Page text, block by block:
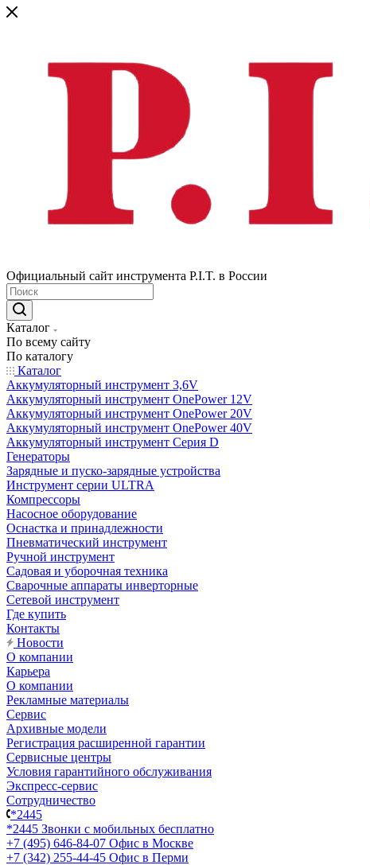
Официальный сайт инструмента P.I.T. в России
Каталог
По всему сайту
По каталогу
Каталог
Аккумуляторный инструмент 3,6V
Аккумуляторный инструмент OnePower 12V
Аккумуляторный инструмент OnePower 20V
Аккумуляторный инструмент OnePower 40V
Аккумуляторный инструмент Серия D
Генераторы
Зарядные и пуско-зарядные устройства
Инструмент серии ULTRA
Компрессоры
Насосное оборудование
Оснастка и принадлежности
Пневматический инструмент
Ручной инструмент
Садовая и уборочная техника
Сварочные аппараты инверторные
Сетевой инструмент
Где купить
Контакты
Новости
О компании
Карьера
О компании
Рекламные материалы
Сервис
Архивные модели
Регистрация расширенной гарантии
Сервисные центры
Условия гарантийного обслуживания
Экспресс-сервис
Сотрудничество
*2445
*2445 Звонки с мобильных бесплатно
+7 (495) 646-84-07 Офис в Москве
+7 (342) 255-44-45 Офис в Перми